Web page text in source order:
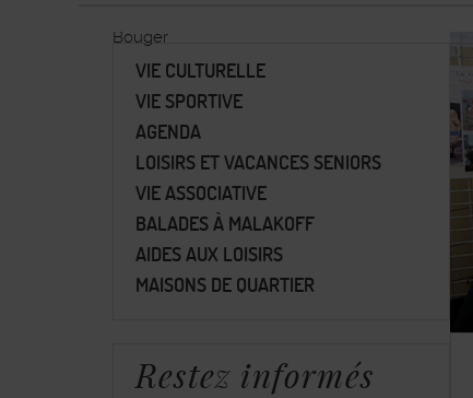
Bouger
VIE CULTURELLE
VIE SPORTIVE
AGENDA
LOISIRS ET VACANCES SENIORS
VIE ASSOCIATIVE
BALADES À MALAKOFF
AIDES AUX LOISIRS
MAISONS DE QUARTIER
Restez informés